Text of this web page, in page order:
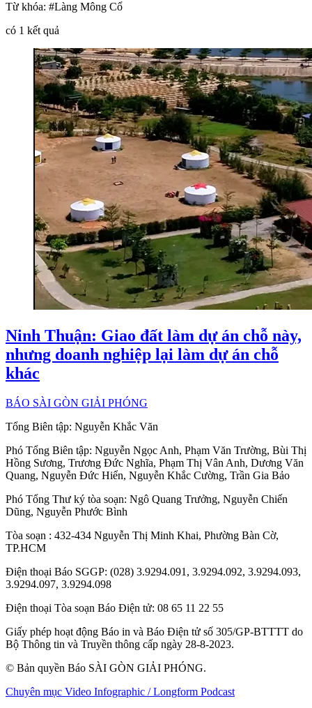
Từ khóa: #Làng Mông Cổ
có 1 kết quả
Ninh Thuận: Giao đất làm dự án chỗ này,
nhưng doanh nghiệp lại làm dự án chỗ
khác
BÁO SÀI GÒN GIẢI PHÓNG
Tổng Biên tập: Nguyễn Khắc Văn
Phó Tổng Biên tập: Nguyễn Ngọc Anh, Phạm Văn Trường, Bùi Thị
Hồng Sương, Trương Đức Nghĩa, Phạm Thị Vân Anh, Dương Văn
Quang, Nguyễn Đức Hiển, Nguyễn Khắc Cường, Trần Gia Bảo
Phó Tổng Thư ký tòa soạn: Ngô Quang Trưởng, Nguyễn Chiến
Dũng, Nguyễn Phước Bình
Tòa soạn : 432-434 Nguyễn Thị Minh Khai, Phường Bàn Cờ,
TP.HCM
Điện thoại Báo SGGP: (028) 3.9294.091, 3.9294.092, 3.9294.093,
3.9294.097, 3.9294.098
Điện thoại Tòa soạn Báo Điện tử: 08 65 11 22 55
Giấy phép hoạt động Báo in và Báo Điện tử số 305/GP-BTTTT do
Bộ Thông tin và Truyền thông cấp ngày 28-8-2023.
© Bản quyền Báo SÀI GÒN GIẢI PHÓNG.
Chuyên mục Video Infographic / Longform Podcast